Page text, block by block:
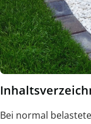
Bei normal